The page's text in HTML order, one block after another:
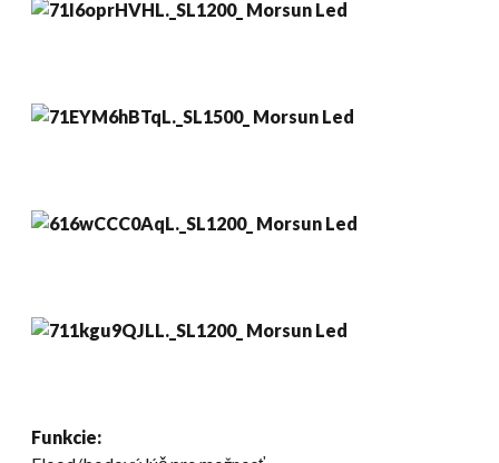
Funkcie: